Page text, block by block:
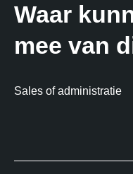
Waar
mee van
Sales of administratie